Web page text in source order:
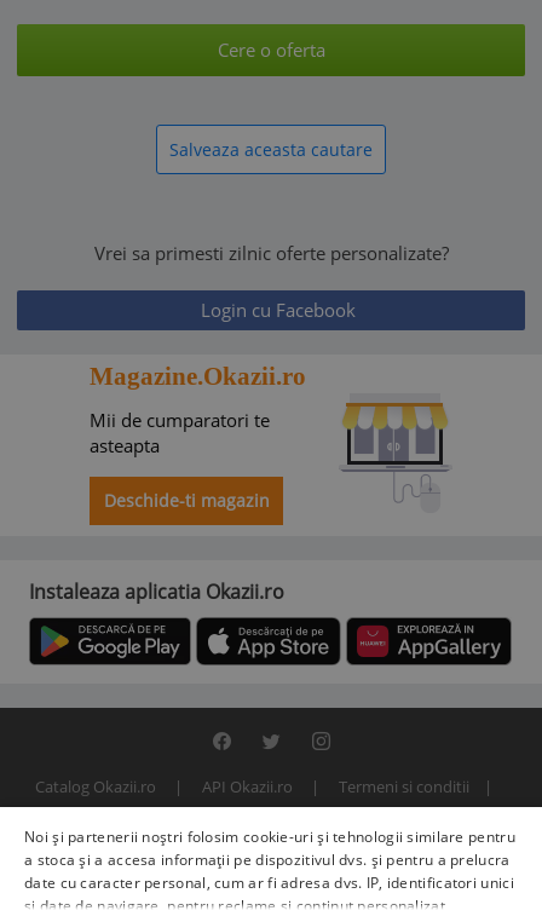
Cere o oferta
Salveaza aceasta cautare
Vrei sa primesti zilnic oferte personalizate?
Login cu Facebook
Magazine.Okazii.ro
Mii de cumparatori te
asteapta
Deschide-ti magazin
Instaleaza aplicatia Okazii.ro
Catalog Okazii.ro API Okazii.ro
Termeni si conditii
© 2000 - 2026 S.C. BITFACTOR S.R.L.
Noi și partenerii noștri folosim cookie-uri și tehnologii similare pentru
a stoca și a accesa informații pe dispozitivul dvs. și pentru a prelucra
date cu caracter personal, cum ar fi adresa dvs. IP, identificatori unici
și date de navigare, pentru reclame și conținut personalizat,